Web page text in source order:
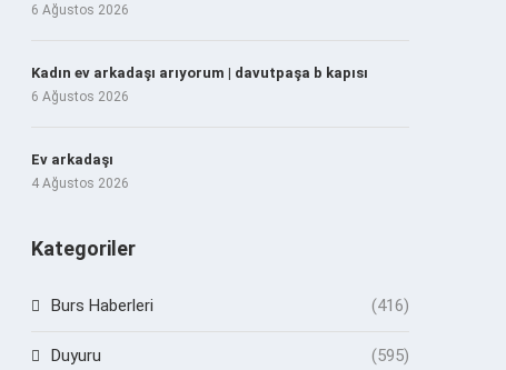
6 Ağustos 2026
Kadın ev arkadaşı arıyorum | davutpaşa b kapısı
6 Ağustos 2026
Ev arkadaşı
4 Ağustos 2026
Kategoriler
Burs Haberleri (416)
Duyuru (595)